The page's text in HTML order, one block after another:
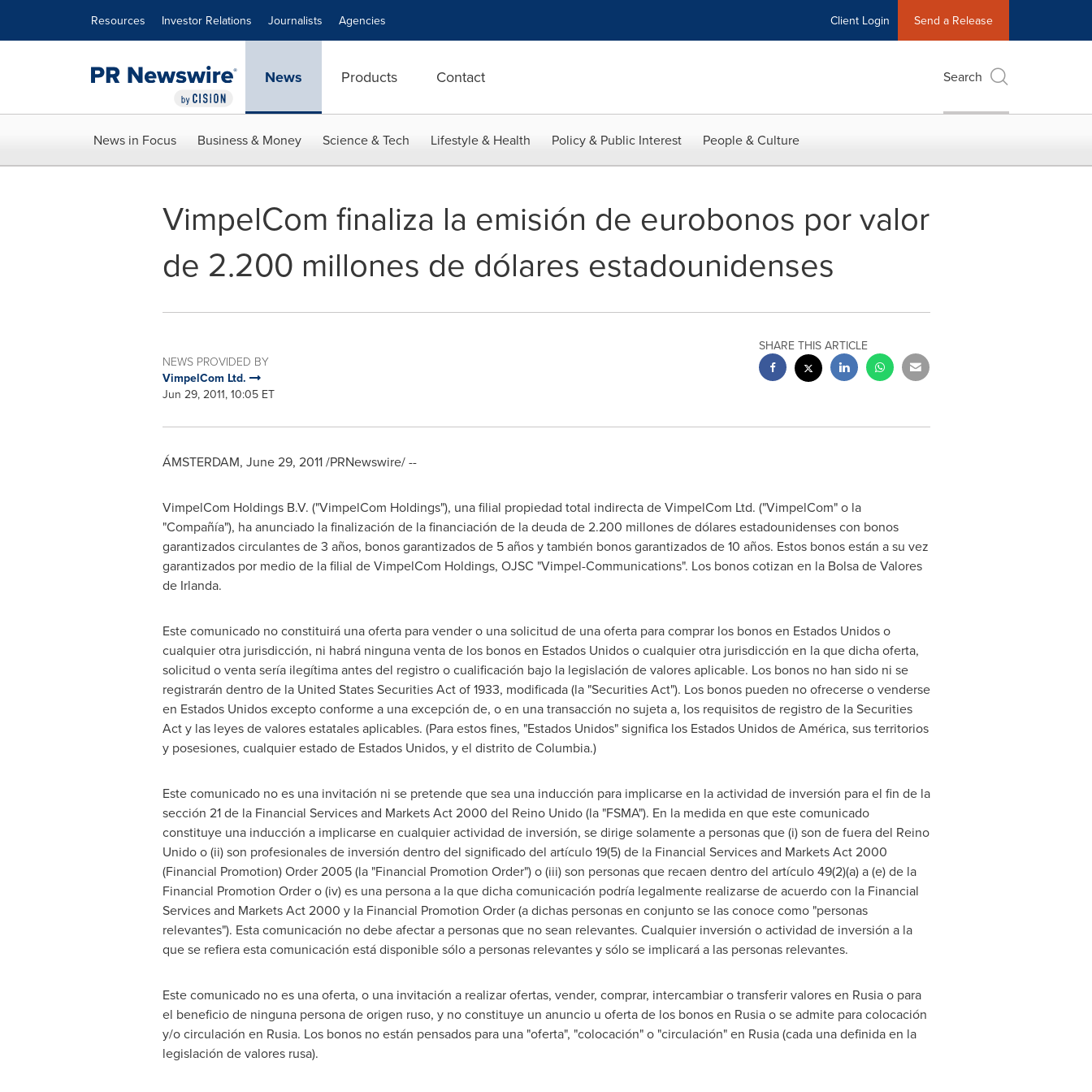
Resources Investor Relations Journalists Agencies Client Login Send a Release
News Products Contact Search
News in Focus Business & Money Science & Tech Lifestyle & Health Policy & Public Interest People & Culture
VimpelCom finaliza la emisión de eurobonos por valor
de 2.200 millones de dólares estadounidenses
NEWS PROVIDED BY
VimpelCom Ltd.
Jun 29, 2011, 10:05 ET
SHARE THIS ARTICLE
ÁMSTERDAM, June 29, 2011/PRNewswire/ --
VimpelCom Holdings B.V. ("VimpelCom Holdings"), una filial propiedad total indirecta de VimpelCom Ltd. ("VimpelCom" o la
"Compañía"), ha anunciado la finalización de la financiación de la deuda de 2.200 millones de dólares estadounidenses con bonos
garantizados circulantes de 3 años, bonos garantizados de 5 años y también bonos garantizados de 10 años. Estos bonos están a su vez
garantizados por medio de la filial de VimpelCom Holdings, OJSC "Vimpel-Communications". Los bonos cotizan en la Bolsa deValores
de Irlanda.
Este comunicado no constituirá una oferta para vender o una solicitud de una oferta para comprar los bonos en Estados Unidos o
cualquier otra jurisdicción, ni habrá ninguna venta de los bonos en Estados Unidos o cualquier otra jurisdicción en la que dicha oferta,
solicitud o venta sería ilegítima antes del registro o cualificación bajo la legislación de valores aplicable. Los bonos no han sido ni se
registrarán dentro de la United States Securities Act of 1933, modificada (la "Securities Act"). Los bonos pueden no ofrecerse o venderse
en Estados Unidos excepto conforme a una excepción de, o en una transacción no sujeta a, los requisitos de registro de la Securities
Act y las leyes de valores estatales aplicables. (Para estos fines, "Estados Unidos" significa los Estados Unidos de América, sus territorios
y posesiones, cualquier estado de Estados Unidos, y el distrito de Columbia.)
Este comunicado no es una invitación ni se pretende que sea una inducción para implicarse en la actividad de inversión para el fin de la
sección 21 de la Financial Services and Markets Act 2000 del Reino Unido (la "FSMA"). En la medida en que este comunicado
constituye una inducción a implicarse en cualquier actividad de inversión, se dirige solamente a personas que (i) son de fuera del Reino
Unido o (ii) son profesionales de inversión dentro del significado del artículo 19(5) de la Financial Services and Markets Act 2000
(Financial Promotion) Order 2005 (la "Financial Promotion Order") o (iii) son personas que recaen dentro del artículo 49(2)(a) a (e) de la
Financial Promotion Order o (iv) es una persona a la que dicha comunicación podría legalmente realizarse de acuerdo con la Financial
Services and Markets Act 2000 y la Financial Promotion Order (a dichas personas en conjunto se las conoce como "personas
relevantes"). Esta comunicación no debe afectar a personas que no sean relevantes. Cualquier inversión o actividad de inversión a la
que se refiera esta comunicación está disponible sólo a personas relevantes y sólo se implicará a las personas relevantes.
Este comunicado no es una oferta, o una invitación a realizar ofertas, vender, comprar, intercambiar o transferir valores en Rusia o para
el beneficio de ninguna persona de origen ruso, y no constituye un anuncio u oferta de los bonos en Rusia o se admite para colocación
y/o circulación en Rusia. Los bonos no están pensados para una "oferta", "colocación" o "circulación" en Rusia (cada una definida en la
legislación de valores rusa).